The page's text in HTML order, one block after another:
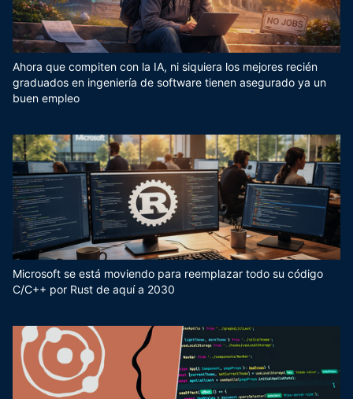
Ahora que compiten con la IA, ni siquiera los mejores recién
graduados en ingeniería de software tienen asegurado ya un
buen empleo
Microsoft se está moviendo para reemplazar todo su código
C/C++ por Rust de aquí a 2030